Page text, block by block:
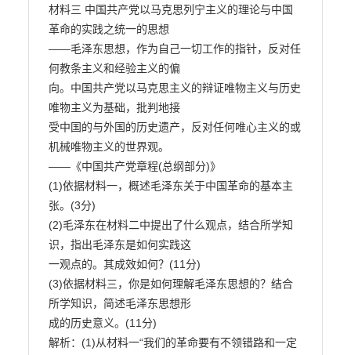
材料三 中国共产党以马克思列宁主义的理论与中国
革命的实践之统一的思想
——毛泽东思想，作为自己一切工作的指针，反对任
何教条主义和经验主义的偏
向。中国共产党以马克思主义的辩证唯物主义与历史
唯物主义为基础，批判地接
受中国的与外国的历史遗产，反对任何唯心主义的或
机械唯物主义的世界观。
——《中国共产党章程(总纲部分)》
(1)依据材料一，概述毛泽东关于中国革命的基本主
张。(3分)
(2)毛泽东在材料二中提出了什么观点，结合所学知
识，指出毛泽东是如何实践这
一观点的。其成效如何？(11分)
(3)依据材料三，你是如何理解毛泽东思想的？结合
所学知识，简述毛泽东思想形
成的历史意义。(11分)
解析：(1)从材料一“我们的革命要有不领错路和一定